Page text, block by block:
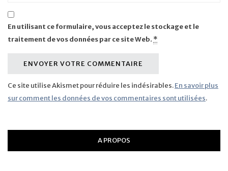
En utilisant ce formulaire, vous acceptez le stockage et le
traitement de vos données par ce site Web. *
Ce site utilise Akismet pour réduire les indésirables.En savoir plus
sur comment les données de vos commentaires sont utilisées.
A PROPOS